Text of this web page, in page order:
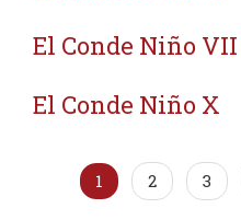
El Conde Niño VII
El Conde Niño X
1 2 3